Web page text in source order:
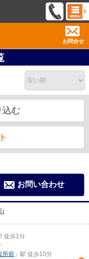
お問合せ
込む
お問い合わせ
徒歩1分
所前 」駅 徒歩15分